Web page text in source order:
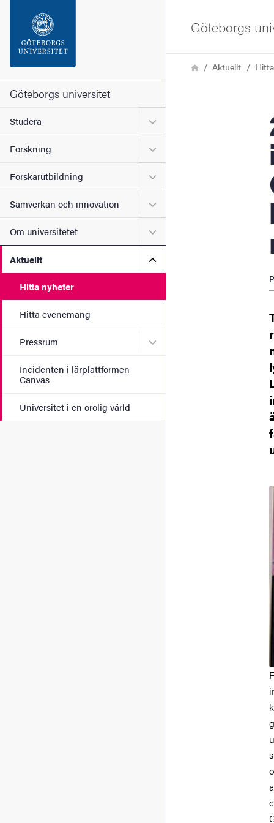
Sidfoten
Om webbplatsen
Göteborgs universitet
Studera Undermeny för Studera
Forskning Undermeny för Forskning
Forskarutbildning Undermeny för
Samverkan och innovation Undermeny för
Om universitetet Undermeny för Om
Aktuellt Undermeny för Aktuellt
Hitta nyheter
Hitta evenemang
Pressrum Undermeny för Pressrum
Incidenten i lärplattformen
Canvas
Universitet i en orolig värld
Göteborgs
LänkstigHemAktuellt